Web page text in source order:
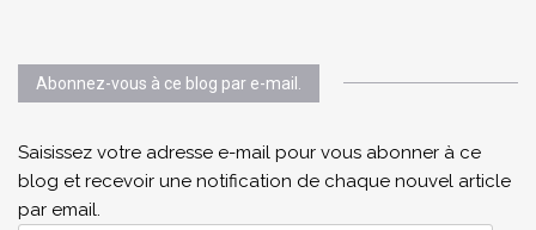
Abonnez-vous à ce blog par e-mail.
Saisissez votre adresse e-mail pour vous abonner à ce
blog et recevoir une notification de chaque nouvel article
par email.